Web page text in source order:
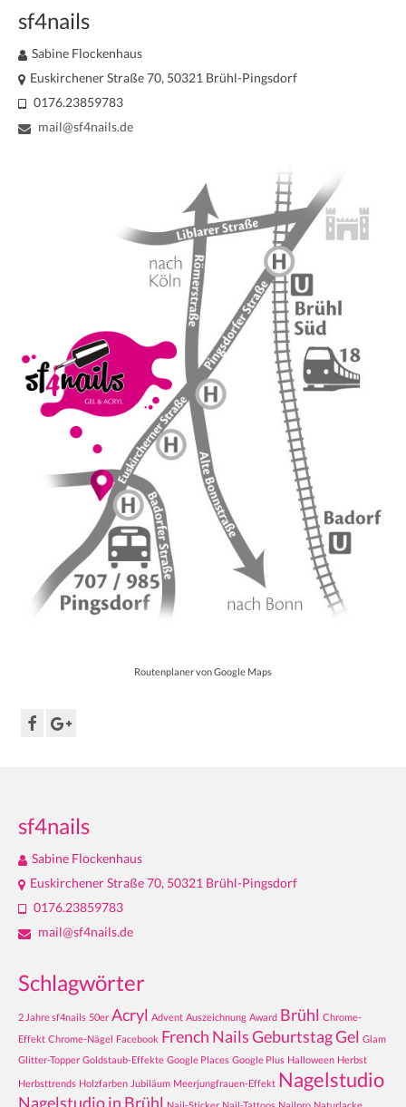
sf4nails
Sabine Flockenhaus
Euskirchener Straße 70, 50321 Brühl-Pingsdorf
0176.23859783
mail@sf4nails.de
Routenplaner von Google Maps
sf4nails
Sabine Flockenhaus
Euskirchener Straße 70, 50321 Brühl-Pingsdorf
0176.23859783
mail@sf4nails.de
Schlagwörter
2 Jahre sf4nails 50er Acryl Advent Auszeichnung Award Brühl Chrome-
Effekt Chrome-Nägel Facebook French NailsGeburtstagGel Glam
Glitter-Topper Goldstaub-Effekte Google Places Google Plus Halloween Herbst
Herbsttrends Holzfarben Jubiläum Meerjungfrauen-Effekt Nagelstudio